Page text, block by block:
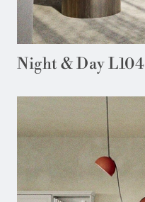
Night & Day L104